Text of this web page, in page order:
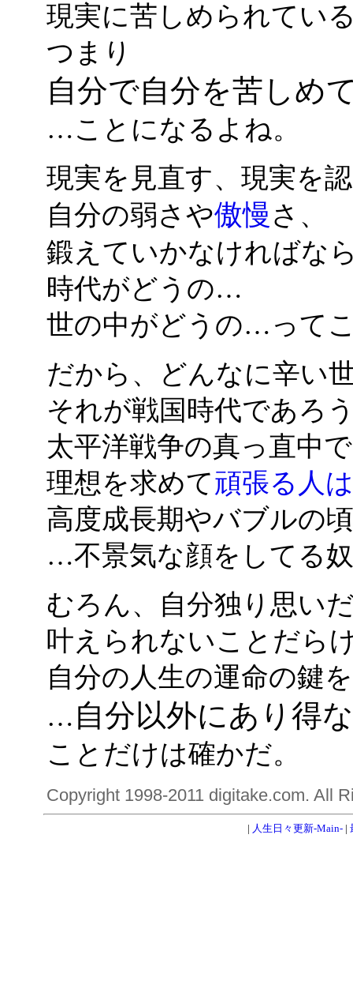
現実に苦しめられてい
つまり
自分で自分を苦しめ
…ことになるよね。
現実を見直す、現実を
自分の弱さや傲慢 さ、
鍛えていかなければな
時代がどうの…
世の中がどうの…って
だから、どんなに辛い
それが戦国時代であろ
太平洋戦争の真っ直中
理想を求めて頑張る人
高度成長期やバブルの
…不景気な顔をしてる
むろん、自分独り思い
叶えられないことだら
自分の人生の運命の鍵
… 自分以外にあり得
ことだけは確かだ。
Copyright 1998-2011 digitake.com. All
| 人生日々更新-Main-|